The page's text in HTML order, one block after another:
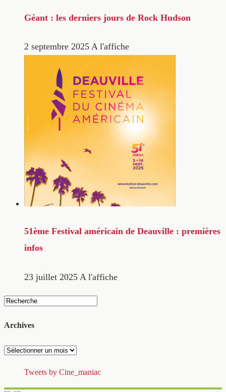
Géant : les derniers jours de Rock Hudson
2 septembre 2025 A l'affiche
51ème Festival américain de Deauville : premières
infos
23 juillet 2025 A l'affiche
Archives
Archives
Tweets by Cine_maniac